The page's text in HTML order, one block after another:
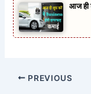
आज ही
PREVIOUS